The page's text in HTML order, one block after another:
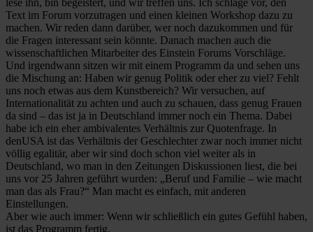
Text im Forum vorzutragen und einen kleinen Workshop dazu zu
machen. Wir reden dann darüber, wer noch dazukommen und für
die Fragen interessant sein könnte. Danach machen auch die
wissenschaftlichen Mitarbeiter des Einstein Forums Vorschläge.
Und irgendwann sitzen wir mit einem Programm da und sehen uns
die Mischung an: Haben wir genug Politik oder eher zu viel? Fehlt
uns noch etwas aus dem Kunstbereich? Wir versuchen, auf
Internationalität zu achten und auch zu schauen, dass genug Frauen
da sind – das ist ja in Deutschland immer noch ein Thema. Dabei
habe ich ein eher ambivalentes Verhältnis zur Quotenfrage. In
denUSA ist das Verhältnis der Geschlechter zwar noch immer nicht
völlig egalitär, aber wir sind doch schon viel weiter als in
Deutschland, wo man in den Zeitungen Diskussionen liest, die bei
uns vor 25 Jahren geführt wurden: „Beruf und Familie – wie macht
man das als Frau?“ Man macht es einfach, mit anderen
Einstellungen.
Aber wie auch immer: Wenn wir schließlich ein gutes Gefühl haben,
ist das Programm fertig.